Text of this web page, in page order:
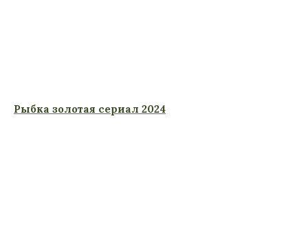
Рыбка золотая сериал 2024